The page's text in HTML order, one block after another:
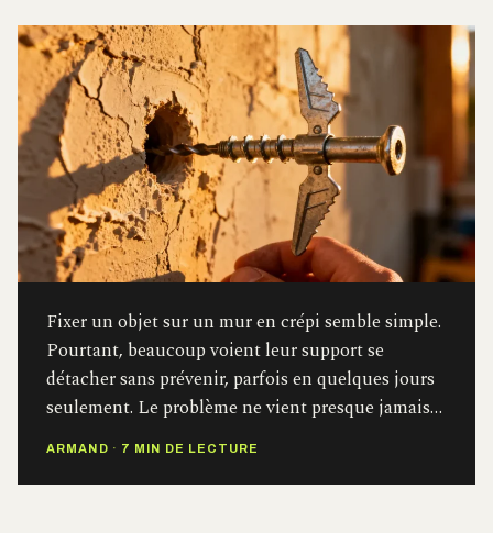
Fixer un objet sur un mur en crépi semble simple.
Pourtant, beaucoup voient leur support se
détacher sans prévenir, parfois en quelques jours
seulement. Le problème ne vient presque jamais…
ARMAND · 7 MIN DE LECTURE